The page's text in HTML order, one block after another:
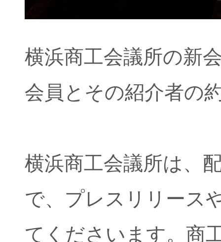
横浜商工会議所の新
会員とその紹介者の
横浜商工会議所は、
で、プレスリリース
てくださいます。商